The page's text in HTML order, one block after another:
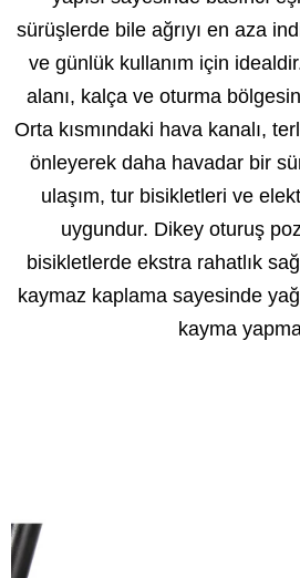
sürüşlerde bile ağrıyı en aza
ve günlük kullanım için
alanı, kalça ve oturma
Orta kısmındaki hava kanalı,
önleyerek daha havadar bir
ulaşım, tur bisikletleri ve
uygundur. Dikey oturuş
bisikletlerde ekstra rahatlık
kaymaz kaplama sayesinde
kayma